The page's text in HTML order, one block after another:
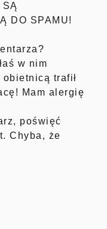
DO SPAMU!
w nim
trafił
Mam alergię
poświęć
Chyba, że